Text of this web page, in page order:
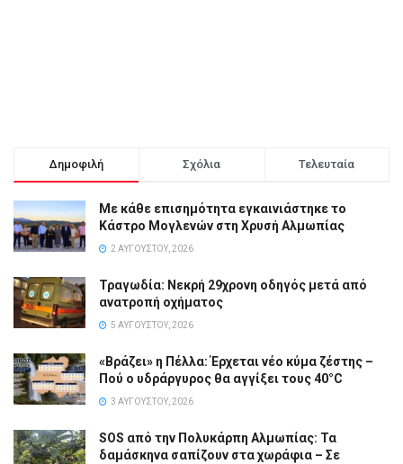
Δημοφιλή Σχόλια Τελευταία
Με κάθε επισημότητα εγκαινιάστηκε το
Κάστρο Μογλενών στη Χρυσή Αλμωπίας
2 ΑΥΓΟΎΣΤΟΥ, 2026
Τραγωδία: Νεκρή 29χρονη οδηγός μετά από
ανατροπή οχήματος
5 ΑΥΓΟΎΣΤΟΥ, 2026
«Βράζει» η Πέλλα: Έρχεται νέο κύμα ζέστης –
Πού ο υδράργυρος θα αγγίξει τους 40°C
3 ΑΥΓΟΎΣΤΟΥ, 2026
SOS από την Πολυκάρπη Αλμωπίας: Τα
δαμάσκηνα σαπίζουν στα χωράφια – Σε